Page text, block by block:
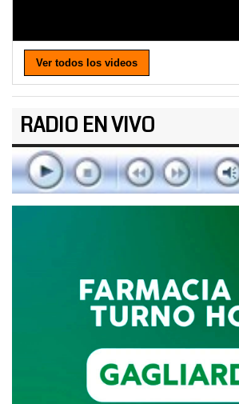
Ver todos los videos
RADIO EN VIVO